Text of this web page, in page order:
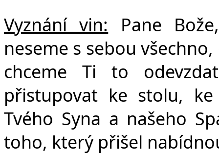
Vyznání vin: Pane
neseme s sebou
chceme Ti to
přistupovat ke stolu,
Tvého Syna a našeho
toho, který přišel